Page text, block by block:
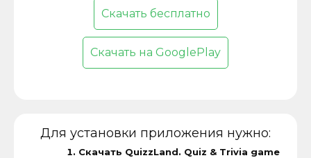
Скачать бесплатно
Скачать на GooglePlay
Для установки приложения нужно:
Скачать QuizzLand. Quiz & Trivia game